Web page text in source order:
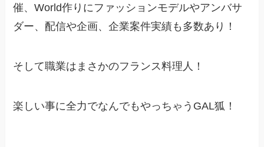
催、World作りにファッションモデルやアンバサ
ダー、配信や企画、企業案件実績も多数あり！
そして職業はまさかのフランス料理人！
楽しい事に全力でなんでもやっちゃうGAL狐！